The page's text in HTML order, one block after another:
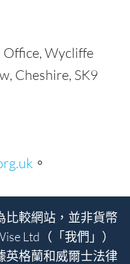
Office, Wycliffe
Cheshire, SK9
。
比較網站，並非貨幣
Ltd（「我們」）
英格蘭和威爾士法律